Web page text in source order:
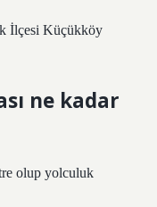
İlçesi Küçükköy
ne kadar
olup yolculuk